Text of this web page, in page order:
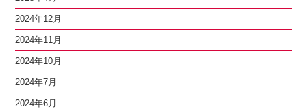
2024年12月
2024年11月
2024年10月
2024年7月
2024年6月